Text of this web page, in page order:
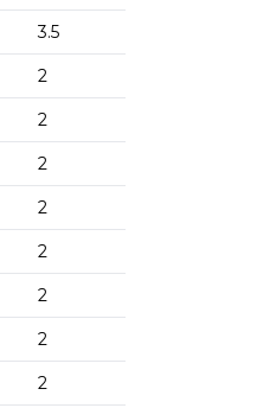
3.5
2
2
2
2
2
2
2
2